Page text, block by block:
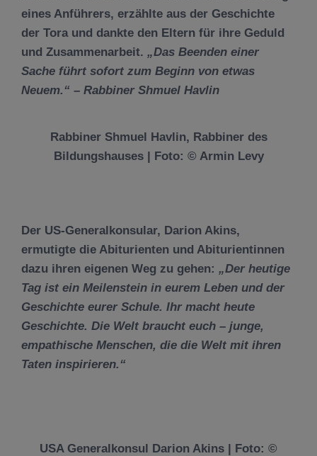
eines Anführers, erzählte aus der Geschichte
der Tora und dankte den Eltern für ihre Geduld
und Zusammenarbeit. „Das Beenden einer
Sache führt sofort zum Beginn von etwas
Neuem.“ – Rabbiner Shmuel Havlin
Rabbiner Shmuel Havlin, Rabbiner des
Bildungshauses | Foto: © Armin Levy
Der US-Generalkonsular, Darion Akins,
ermutigte die Abiturienten und Abiturientinnen
dazu ihren eigenen Weg zu gehen: „Der heutige
Tag ist ein Meilenstein in eurem Leben und der
Geschichte eurer Schule. Ihr macht heute
Geschichte. Die Welt braucht euch – junge,
empathische Menschen, die die Welt mit ihren
Taten inspirieren.“
USA Generalkonsul Darion Akins | Foto: ©